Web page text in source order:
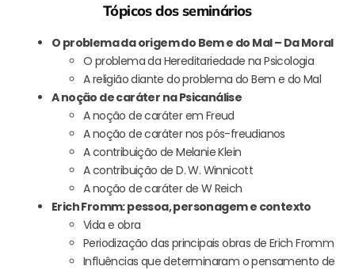
Tópicos dos seminários
O problema da origem do Bem e do Mal – Da Moral
O problema da Hereditariedade na Psicologia
A religião diante do problema do Bem e do Mal
A noção de caráter na Psicanálise
A noção de caráter em Freud
A noção de caráter nos pós-freudianos
A contribuição de Melanie Klein
A contribuição de D. W. Winnicott
A noção de caráter de W Reich
Erich Fromm: pessoa, personagem e contexto
Vida e obra
Periodização das principais obras de Erich Fromm
Influências que determinaram o pensamento de